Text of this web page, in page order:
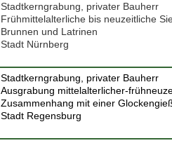
Stadtkerngrabung, privater Bauherr
Frühmittelalterliche bis neuzeitliche
Brunnen und Latrinen
Stadt Nürnberg
Stadtkerngrabung, privater Bauherr
Ausgrabung mittelalterlicher-
Zusammenhang mit einer
Stadt Regensburg